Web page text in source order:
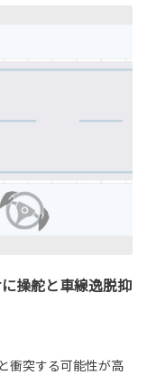
操舵と車線逸脱抑
衝突する可能性が高